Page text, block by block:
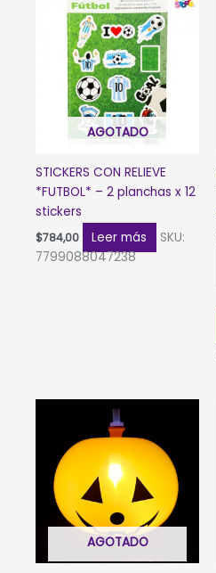
cantidad
AGOTADO
STICKERS CON RELIEVE
*FUTBOL* – 2 planchas x 12
stickers
$784,00 Leer más
SKU:
7799088047238
AGOTADO